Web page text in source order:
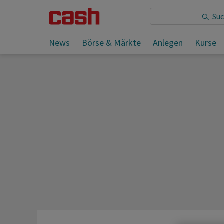
News Börse & Märkte Anlegen Kurse
Sie lesen: